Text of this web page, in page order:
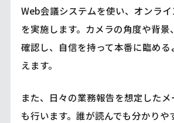
Web会議システムを使い、オンラ
を実施します。カメラの角度や背景
確認し、自信を持って本番に臨める
えます。
また、日々の業務報告を想定した
も行います。誰が読んでも分かりや